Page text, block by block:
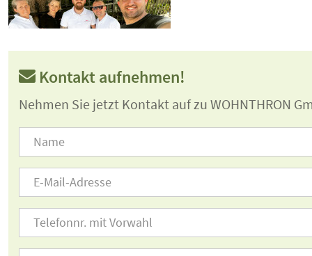
Kontakt aufnehmen!
Nehmen Sie jetzt Kontakt auf zu WOHNTHRON